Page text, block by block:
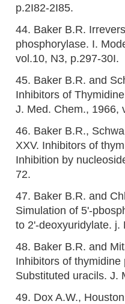
p.2I82-2I85.
44. Baker B.R.
phosphorylase. I.
vol.10, N3, p.297-30I.
45. Baker B.R. and
Inhibitors of
J. Med. Chem., 1966,
46. Baker B.R.,
XXV. Inhibitors of
Inhibition by
72.
47. Baker B.R. and
Simulation of 5'-
to 2'-deoxyuridylate. j.
48. Baker B.R. and
Inhibitors of
Substituted uracils. J.
49. Dox A.W.,